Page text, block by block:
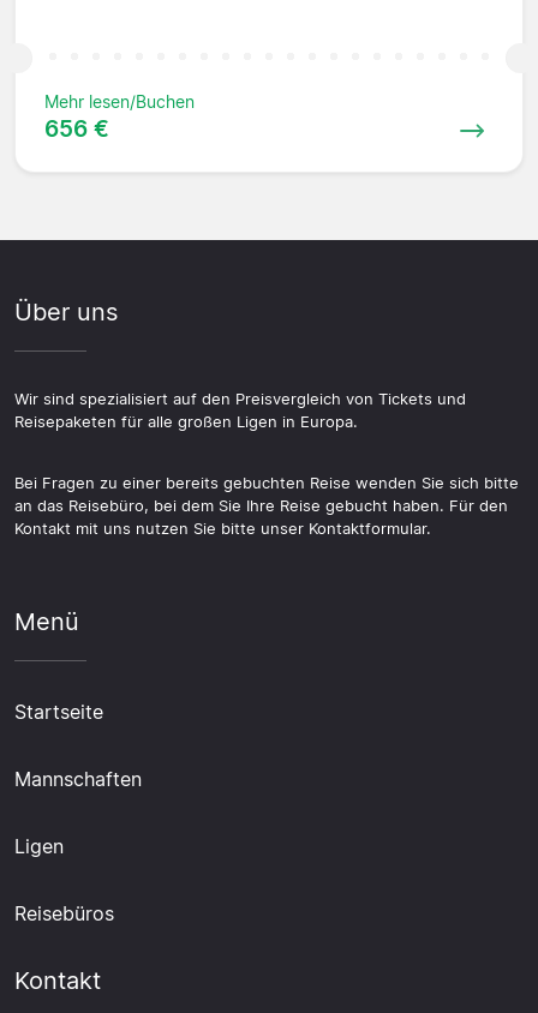
Mehr lesen/Buchen
656 €
Über uns
Wir sind spezialisiert auf den Preisvergleich von Tickets und
Reisepaketen für alle großen Ligen in Europa.
Bei Fragen zu einer bereits gebuchten Reise wenden Sie sich bitte
an das Reisebüro, bei dem Sie Ihre Reise gebucht haben. Für den
Kontakt mit uns nutzen Sie bitte unser Kontaktformular.
Menü
Startseite
Mannschaften
Ligen
Reisebüros
Kontakt